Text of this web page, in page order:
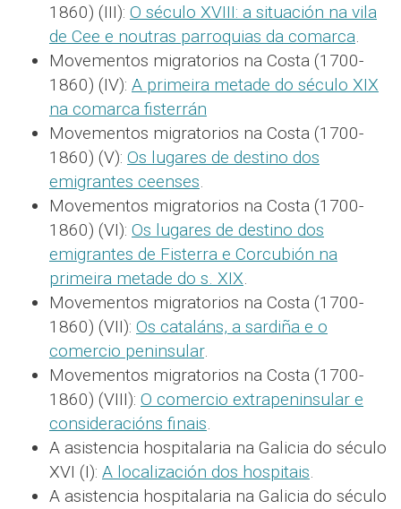
1860) (III): O século XVIII: a situación na vila
de Cee e noutras parroquias da comarca.
Movementos migratorios na Costa (1700-
1860) (IV): A primeira metade do século XIX
na comarca fisterrán
Movementos migratorios na Costa (1700-
1860) (V): Os lugares de destino dos
emigrantes ceenses.
Movementos migratorios na Costa (1700-
1860) (VI): Os lugares de destino dos
emigrantes de Fisterra e Corcubión na
primeira metade do s. XIX.
Movementos migratorios na Costa (1700-
1860) (VII): Os cataláns, a sardiña e o
comercio peninsular.
Movementos migratorios na Costa (1700-
1860) (VIII): O comercio extrapeninsular e
consideracións finais.
A asistencia hospitalaria na Galicia do século
XVI (I): A localización dos hospitais.
A asistencia hospitalaria na Galicia do século